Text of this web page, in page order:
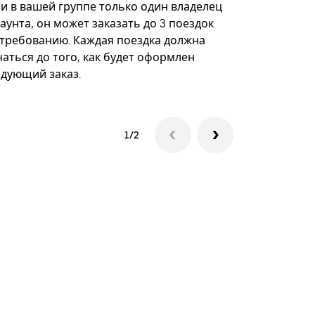
в вашей группе только один владелец
он может заказать до 3 поездок
Каждая поездка должна
до того, как будет оформлен
заказ.
1/2